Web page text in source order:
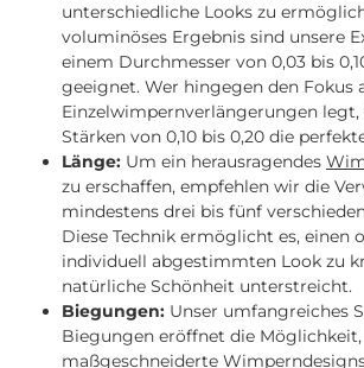
unterschiedliche Looks zu
voluminöses Ergebnis sind unsere
einem Durchmesser von 0,03 bis
geeignet. Wer hingegen den Fokus
Einzelwimpernverlängerungen
Stärken von 0,10 bis 0,20 die
Länge: Um ein herausragendes
zu erschaffen, empfehlen wir die
mindestens drei bis fünf
Diese Technik ermöglicht es, einen
individuell abgestimmten Look zu
natürliche Schönheit unterstreicht.
Biegungen: Unser umfangreiches
Biegungen eröffnet die Möglichkeit,
maßgeschneiderte